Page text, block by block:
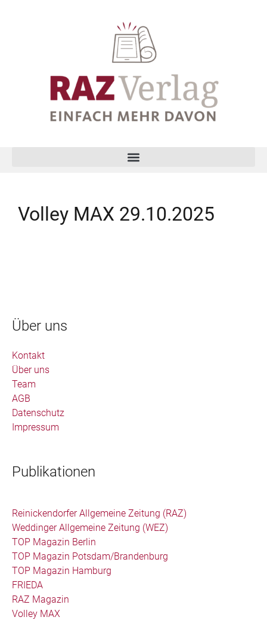
Volley MAX 29.10.2025
Über uns
Kontakt
Über uns
Team
AGB
Datenschutz
Impressum
Publikationen
Reinickendorfer Allgemeine Zeitung (RAZ)
Weddinger Allgemeine Zeitung (WEZ)
TOP Magazin Berlin
TOP Magazin Potsdam/Brandenburg
TOP Magazin Hamburg
FRIEDA
RAZ Magazin
Volley MAX